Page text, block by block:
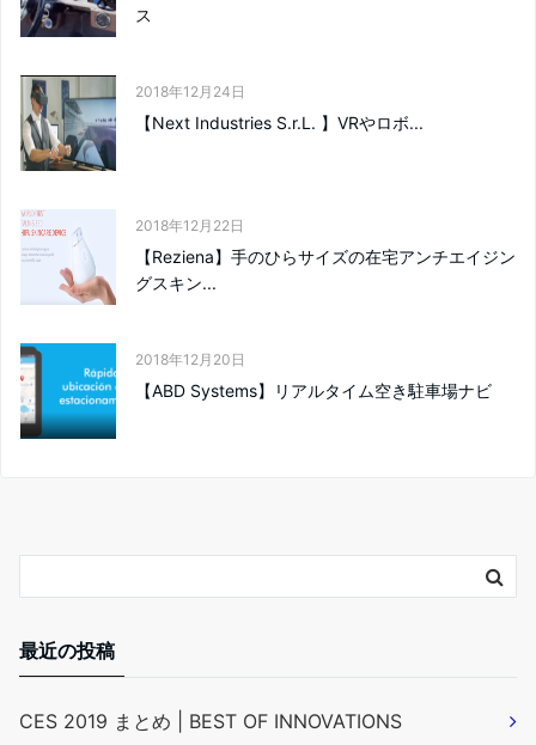
ス
2018年12月24日
【Next Industries S.r.L. 】VRやロボ...
2018年12月22日
【Reziena】手のひらサイズの在宅アンチエイジン
グスキン...
2018年12月20日
【ABD Systems】リアルタイム空き駐車場ナビ
最近の投稿
CES 2019 まとめ | BEST OF INNOVATIONS